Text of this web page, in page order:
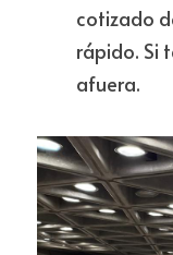
cotizado
rápido. Si
afuera.